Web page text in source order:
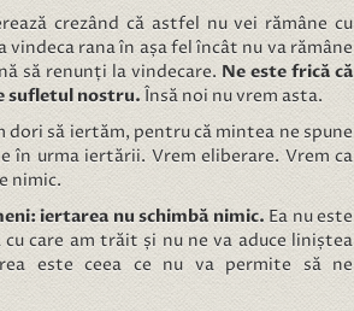
crezând că astfel nu vei rămâne cu
rana în așa fel încât nu va rămâne
să renunți la vindecare. Ne este frică că
sufletul nostru. Însă noi nu vrem asta.
să iertăm, pentru că mintea ne spune
în urma iertării. Vrem eliberare. Vrem ca
nimic.
iertarea nu schimbă nimic. Ea nu este
care am trăit și nu ne va aduce liniștea
este ceea ce nu va permite să ne